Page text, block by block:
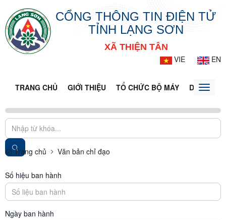
CỔNG THÔNG TIN ĐIỆN TỬ
TỈNH LẠNG SƠN
XÃ THIỆN TÂN
VIE
EN
TRANG CHỦ GIỚI THIỆU TỔ CHỨC BỘ MÁY DOANH
Toggle
Trang chủ Văn bản chỉ đạo
Số hiệu ban hành
Ngày ban hành